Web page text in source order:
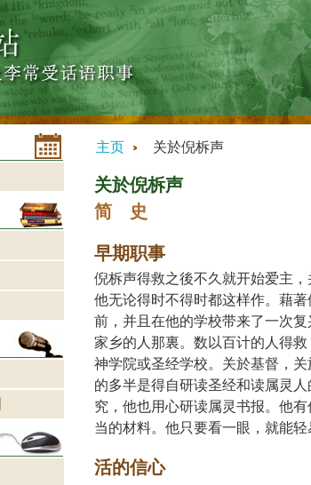
主页 关於倪柝声
关於倪柝声
简 史
早期职事
倪柝声得救之後不久就开始爱主
他无论得时不得时都这样作。藉
前，并且在他的学校带来了一次
家乡的人那裏。数以百计的人得
神学院或圣经学校。关於基督，
的多半是得自研读圣经和读属灵
究，他也用心研读属灵书报。他
当的材料。他只要看一眼，就能轻
活的信心